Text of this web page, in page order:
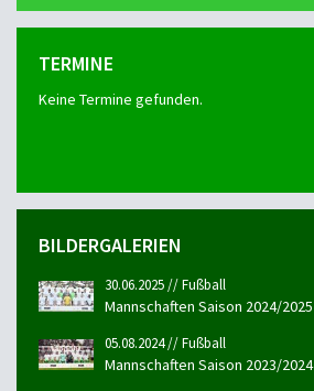
TERMINE
Keine Termine gefunden.
BILDERGALERIEN
30.06.2025 // Fußball
Mannschaften Saison 2024/2025
05.08.2024 // Fußball
Mannschaften Saison 2023/2024